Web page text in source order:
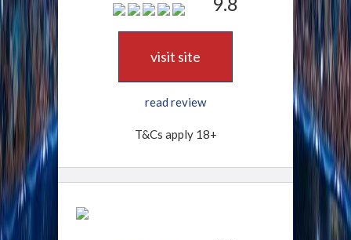
visit site
read review
T&Cs apply 18+